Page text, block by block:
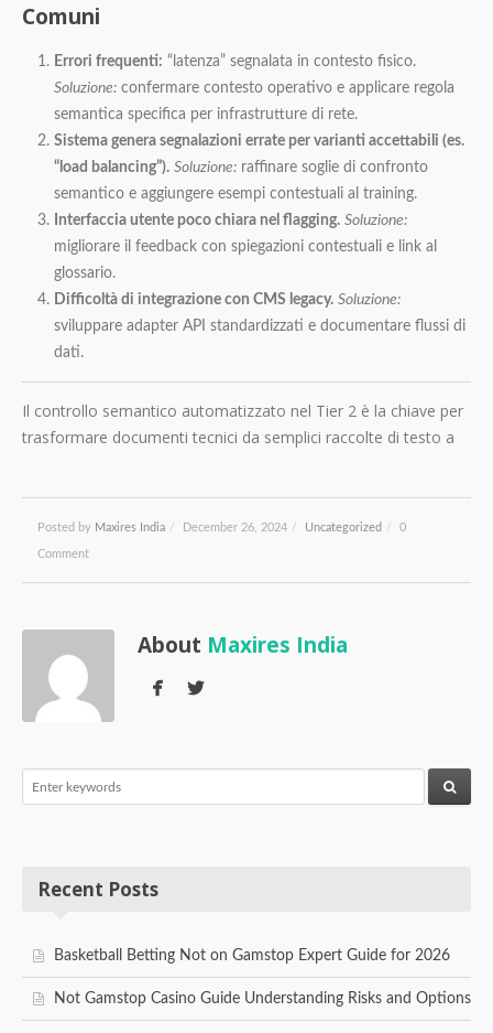
Comuni
Errori frequenti: “latenza” segnalata in contesto fisico.
Soluzione: confermare contesto operativo e applicare regola
semantica specifica per infrastrutture di rete.
Sistema genera segnalazioni errate per varianti accettabili (es.
“load balancing”). Soluzione: raffinare soglie di confronto
semantico e aggiungere esempi contestuali al training.
Interfaccia utente poco chiara nel flagging. Soluzione:
migliorare il feedback con spiegazioni contestuali e link al
glossario.
Difficoltà di integrazione con CMS legacy. Soluzione:
sviluppare adapter API standardizzati e documentare flussi di
dati.
Il controllo semantico automatizzato nel Tier 2 è la chiave per
trasformare documenti tecnici da semplici raccolte di testo a
Posted by Maxires India / December 26, 2024 / Uncategorized / 0
Comment
About Maxires India
Recent Posts
Basketball Betting Not on Gamstop Expert Guide for 2026
Not Gamstop Casino Guide Understanding Risks and Options